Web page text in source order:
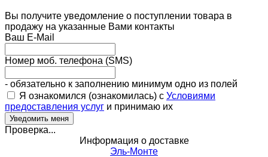
Вы получите уведомление о поступлении товара в
продажу на указанные Вами контакты
Ваш E-Mail
Номер моб. телефона (SMS)
- обязательно к заполнению минимум одно из полей
Я ознакомился (ознакомилась) с Условиями
предоставления услуг и принимаю их
Проверка...
Информация о доставке
Эль-Монте